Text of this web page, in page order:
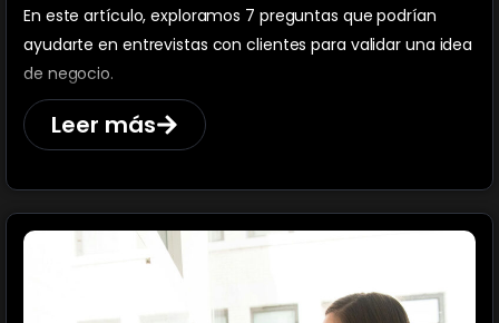
En este artículo, exploramos 7 preguntas que podrían
ayudarte en entrevistas con clientes para validar una idea
de negocio.
Leer más